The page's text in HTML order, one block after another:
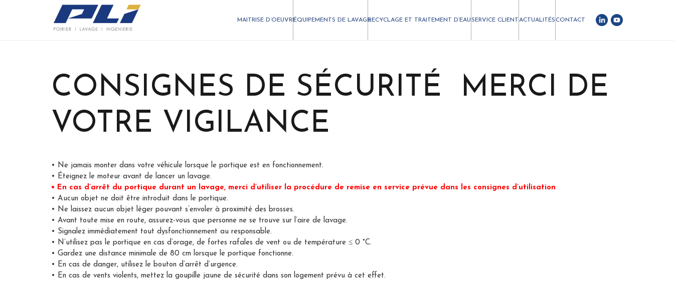
MAITRISE D’OEUVREÉQUIPEMENTS DE LAVAGERECYCLAGE ET TRAITEMENT D’EAUSERVICE CLIENTACTUALITÉS CONTACT
CONSIGNES DE SÉCURITÉ MERCI DE
VOTRE VIGILANCE
• Ne jamais monter dans votre véhicule lorsque le portique est en fonctionnement.
• Éteignez le moteur avant de lancer un lavage.
• En cas d’arrêt du portique durant un lavage, merci d’utiliser la procédure de remise en service prévue dans les consignes d’utilisation
• Aucun objet ne doit être introduit dans le portique.
• Ne laissez aucun objet léger pouvant s’envoler à proximité des brosses.
• Avant toute mise en route, assurez-vous que personne ne se trouve sur l’aire de lavage.
• Signalez immédiatement tout dysfonctionnement au responsable.
• N’utilisez pas le portique en cas d’orage, de fortes rafales de vent ou de température ≤ 0 °C.
• Gardez une distance minimale de 80 cm lorsque le portique fonctionne.
• En cas de danger, utilisez le bouton d’arrêt d’urgence.
• En cas de vents violents, mettez la goupille jaune de sécurité dans son logement prévu à cet effet.